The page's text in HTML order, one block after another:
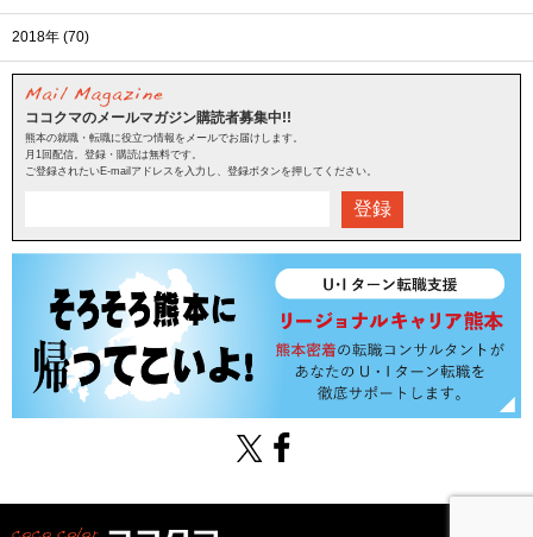
2018年 (70)
ココクマのメールマガジン購読者募集中!!
熊本の就職・転職に役立つ情報をメールでお届けします。
月1回配信。登録・購読は無料です。
ご登録されたいE-mailアドレスを入力し、登録ボタンを押してください。
登録